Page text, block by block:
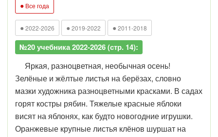
● Все года
● 2022-2026 ● 2019-2022 ● 2011-2018
№20 учебника 2022-2026 (стр. 14):
Яркая, разноцветная, необычная осень!
Зелёные и жёлтые листья на берёзах, словно
мазки художника разноцветными красками. В садах
горят костры рябин. Тяжелые красные яблоки
висят на яблонях, как будто новогодние игрушки.
Оранжевые крупные листья клёнов шуршат на